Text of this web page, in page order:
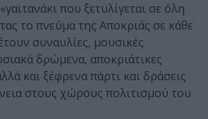
που ξετυλίγεται σε όλη
το πνεύμα της Αποκριάς σε κάθε
συναυλίες, μουσικές
δρώμενα, αποκριάτικες
και ξέφρενα πάρτι και δράσεις
στους χώρους πολιτισμού του